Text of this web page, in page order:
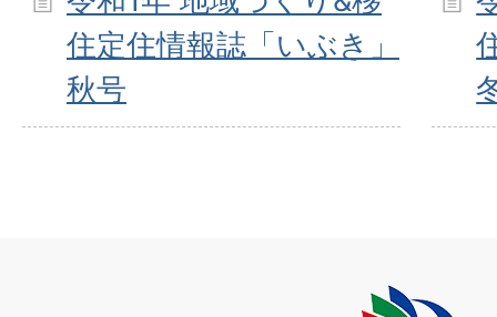
住定住情報誌「いぶき」
秋号